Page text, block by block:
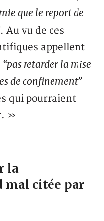
que le report de
. Au vu de ces
appellent
“pas retarder la mise
de confinement”
qui pourraient
»
la
citée par